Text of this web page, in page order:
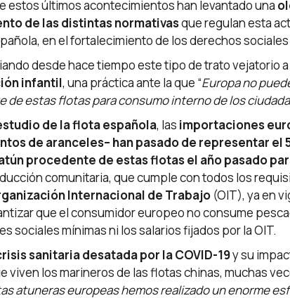
estos últimos acontecimientos han levantado una
de las distintas normativasque regulan esta
en el fortalecimiento de los derechos
desde hace tiempo este tipo de trato vejatorio
infantil, una práctica ante la que “Europa no
de estas flotas para consumo interno de los
de la flota española, las importaciones
de aranceles– han pasado de representar el
procedente de estas flotas el año pasado
comunitaria, que cumple con todos los
Internacional de Trabajo (OIT), ya en
que el consumidor europeo no consume
sociales mínimas ni los salarios fijados por la OIT.
sanitaria desatada por la COVID-19y su
viven los marineros de las flotas chinas, muchas
atuneras europeas hemos realizado un enorme